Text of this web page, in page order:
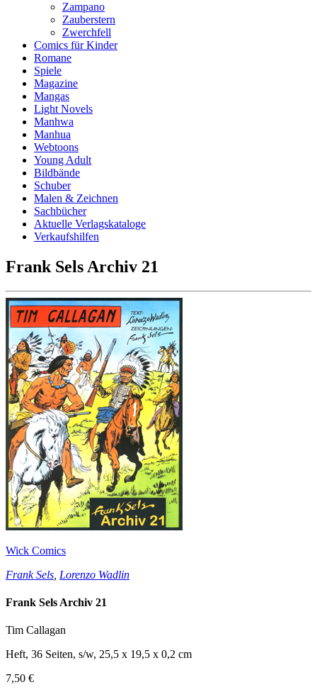
Zampano
Zauberstern
Zwerchfell
Comics für Kinder
Romane
Spiele
Magazine
Mangas
Light Novels
Manhwa
Manhua
Webtoons
Young Adult
Bildbände
Schuber
Malen & Zeichnen
Sachbücher
Aktuelle Verlagskataloge
Verkaufshilfen
Frank Sels Archiv 21
Wick Comics
Frank Sels Lorenzo Wadlin
Frank Sels Archiv 21
Tim Callagan
Heft, 36 Seiten, s/w, 25,5 x 19,5 x 0,2 cm
7,50 €